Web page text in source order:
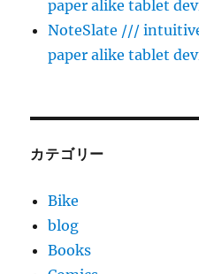
paper alike tablet
NoteSlate ///
paper alike tablet
カテゴリー
Bike
blog
Books